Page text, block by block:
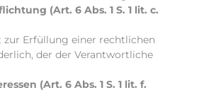
(Art. 6 Abs. 1 S. 1 lit. c.
zur Erfüllung einer rechtlichen
der der Verantwortliche
(Art. 6 Abs. 1 S. 1 lit. f.